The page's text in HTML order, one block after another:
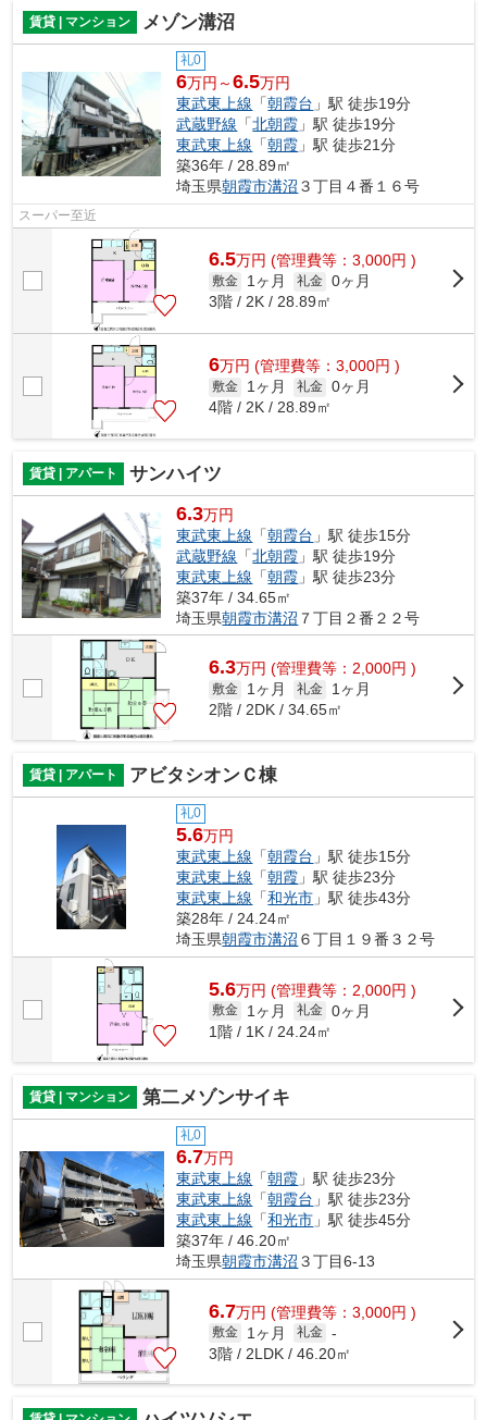
賃貸 | マンション メゾン溝沼
礼0
6万円～6.5万円
東武東上線 「朝霞台 」駅 徒歩19分
武蔵野線 「北朝霞 」駅 徒歩19分
東武東上線 「朝霞 」駅 徒歩21分
築36年 / 28.89㎡
埼玉県朝霞市溝沼 ３丁目４番１６号
スーパー至近
6.5万円 (管理費等：3,000円 )
敷金 1ヶ月 礼金 0ヶ月
3階 / 2K / 28.89㎡
6万円 (管理費等：3,000円 )
敷金 1ヶ月 礼金 0ヶ月
4階 / 2K / 28.89㎡
賃貸 | アパート サンハイツ
6.3万円
東武東上線 「朝霞台 」駅 徒歩15分
武蔵野線 「北朝霞 」駅 徒歩19分
東武東上線 「朝霞 」駅 徒歩23分
築37年 / 34.65㎡
埼玉県朝霞市溝沼 ７丁目２番２２号
6.3万円 (管理費等：2,000円 )
敷金 1ヶ月 礼金
1ヶ月
2階 / 2DK / 34.65㎡
賃貸 | アパート アビタシオンＣ棟
礼0
5.6万円
東武東上線 「朝霞台 」駅 徒歩15分
東武東上線 「朝霞 」駅 徒歩23分
東武東上線 「和光市 」駅 徒歩43分
築28年 / 24.24㎡
埼玉県朝霞市溝沼 ６丁目１９番３２号
5.6万円 (管理費等：2,000円 )
敷金 1ヶ月 礼金 0ヶ月
1階 / 1K / 24.24㎡
賃貸 | マンション 第二メゾンサイキ
礼0
6.7万円
東武東上線 「朝霞 」駅 徒歩23分
東武東上線 「朝霞台 」駅 徒歩23分
東武東上線 「和光市 」駅 徒歩45分
築37年 / 46.20㎡
埼玉県朝霞市溝沼 ３丁目6-13
6.7万円 (管理費等：3,000円 )
敷金 1ヶ月 礼金 -
3階 / 2LDK / 46.20㎡